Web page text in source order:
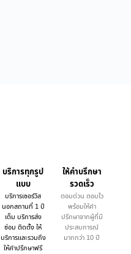
บริการทุกรูป
แบบ
บริการเซอร์วิส
นอกสถานที่ 1 ปี
เต็ม บริการส่ง
ซ่อม ติดตั้ง ให้
บริการและรวมถึง
ให้คำปรึกษาฟรี
ให้คำบรึกษา
รวดเร็ว
ตอบด่วน ตอบไว
พร้อมให้คำ
ปรึกษาจากผู้ที่มี
ประสบการณ์
มากกว่า 10 ปี